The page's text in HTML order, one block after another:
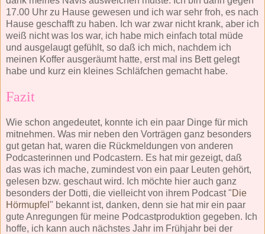
17.00 Uhr zu Hause gewesen und ich war sehr froh, es nach
Hause geschafft zu haben. Ich war zwar nicht krank, aber ich
weiß nicht was los war, ich habe mich einfach total müde
und ausgelaugt gefühlt, so daß ich mich, nachdem ich
meinen Koffer ausgeräumt hatte, erst mal ins Bett gelegt
habe und kurz ein kleines Schläfchen gemacht habe.
Fazit
Wie schon angedeutet, konnte ich ein paar Dinge für mich
mitnehmen. Was mir neben den Vorträgen ganz besonders
gut getan hat, waren die Rückmeldungen von anderen
Podcasterinnen und Podcastern. Es hat mir gezeigt, daß
das was ich mache, zumindest von ein paar Leuten gehört,
gelesen bzw. geschaut wird. Ich möchte hier auch ganz
besonders der Dotti, die vielleicht von ihrem Podcast "Die
Hörmupfel " bekannt ist, danken, denn sie hat mir ein paar
gute Anregungen für meine Podcastproduktion gegeben. Ich
hoffe, ich kann auch nächstes Jahr im Frühjahr bei der